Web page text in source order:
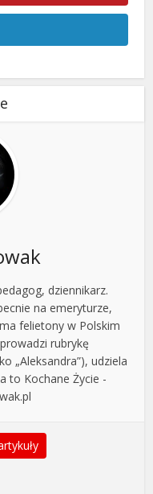
dziennikarz.
na emeryturze,
felietony w Polskim
rubrykę
„Aleksandra”), udziela
to Kochane Życie -